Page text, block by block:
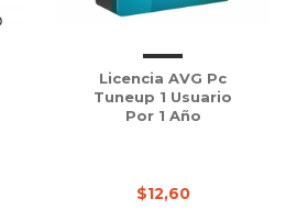
Licencia AVG Pc
Tuneup 1 Usuario
Por 1 Año
$12,60